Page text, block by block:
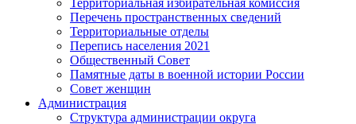
Территориальная избирательная комиссия
Перечень пространственных сведений
Территориальные отделы
Перепись населения 2021
Общественный Совет
Памятные даты в военной истории России
Совет женщин
Администрация
Структура администрации округа